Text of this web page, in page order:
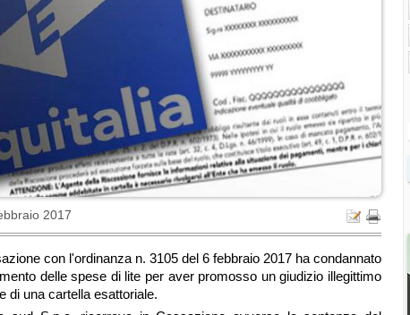
2017
con l'ordinanza n. 3105 del 6 febbraio 2017 ha condannato
delle spese di lite per aver promosso un giudizio illegittimo
di una cartella esattoriale.